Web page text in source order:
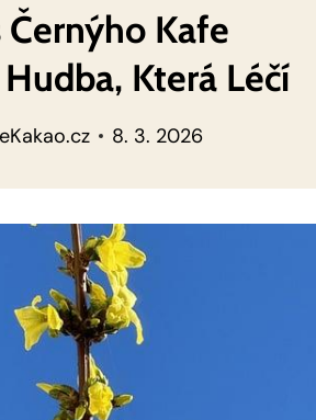
Černýho Kafe
Která Léčí
8. 3. 2026